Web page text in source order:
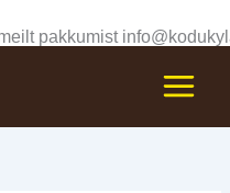
pakkumist